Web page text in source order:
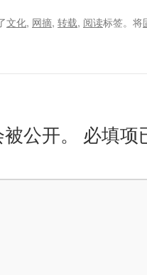
文化, 网摘, 转载, 阅读标签。将
公开。 必填项